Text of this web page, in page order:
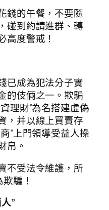
錢的午餐，不要隨
碰到約請進群、轉
高度警戒！
已成為犯法分子實
的伎倆之一。欺騙
理財”為名搭建虛偽
，并以線上買賣存
”上門領導受益人操
帛。
不受法令維護，所
騙！
”